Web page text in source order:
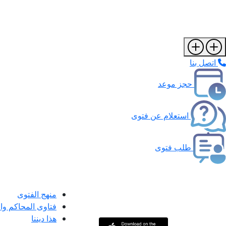
اتصل بنا
حجز موعد
استعلام عن فتوى
طلب فتوى
منهج الفتوى
فتاوى المحاكم
هذا ديننا